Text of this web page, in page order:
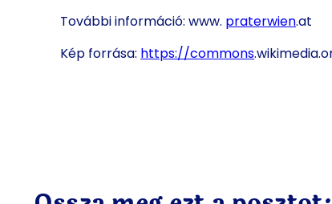
További információ: www. praterwien.at
Kép forrása: https://commons